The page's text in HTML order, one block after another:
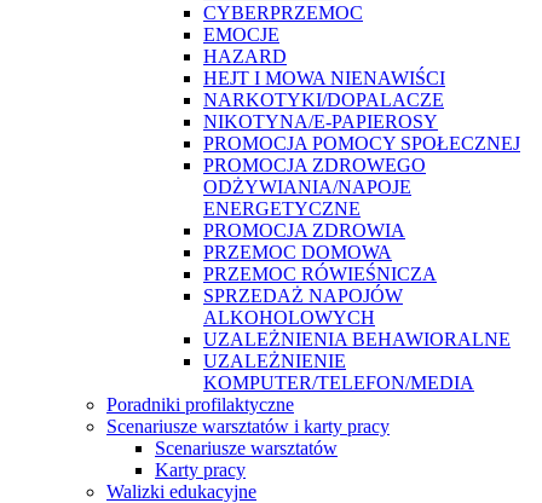
CYBERPRZEMOC
EMOCJE
HAZARD
HEJT I MOWA NIENAWIŚCI
NARKOTYKI/DOPALACZE
NIKOTYNA/E-PAPIEROSY
PROMOCJA POMOCY SPOŁECZNEJ
PROMOCJA ZDROWEGO
ODŻYWIANIA/NAPOJE
ENERGETYCZNE
PROMOCJA ZDROWIA
PRZEMOC DOMOWA
PRZEMOC RÓWIEŚNICZA
SPRZEDAŻ NAPOJÓW
ALKOHOLOWYCH
UZALEŻNIENIA BEHAWIORALNE
UZALEŻNIENIE
KOMPUTER/TELEFON/MEDIA
Poradniki profilaktyczne
Scenariusze warsztatów i karty pracy
Scenariusze warsztatów
Karty pracy
Walizki edukacyjne